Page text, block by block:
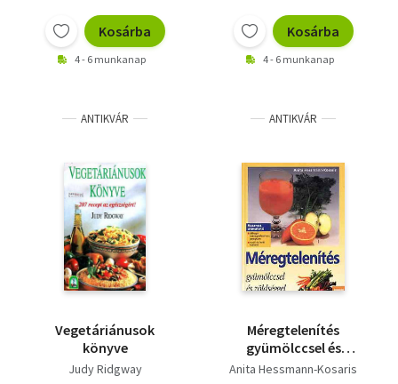
Kosárba
4 - 6 munkanap
Kosárba
4 - 6 munkanap
ANTIKVÁR
Vegetáriánusok
könyve
Judy Ridgway
ANTIKVÁR
Méregtelenítés
gyümölccsel és
zöldséggel
Anita Hessmann-Kosaris